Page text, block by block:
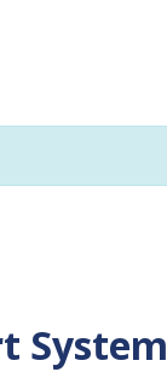
System